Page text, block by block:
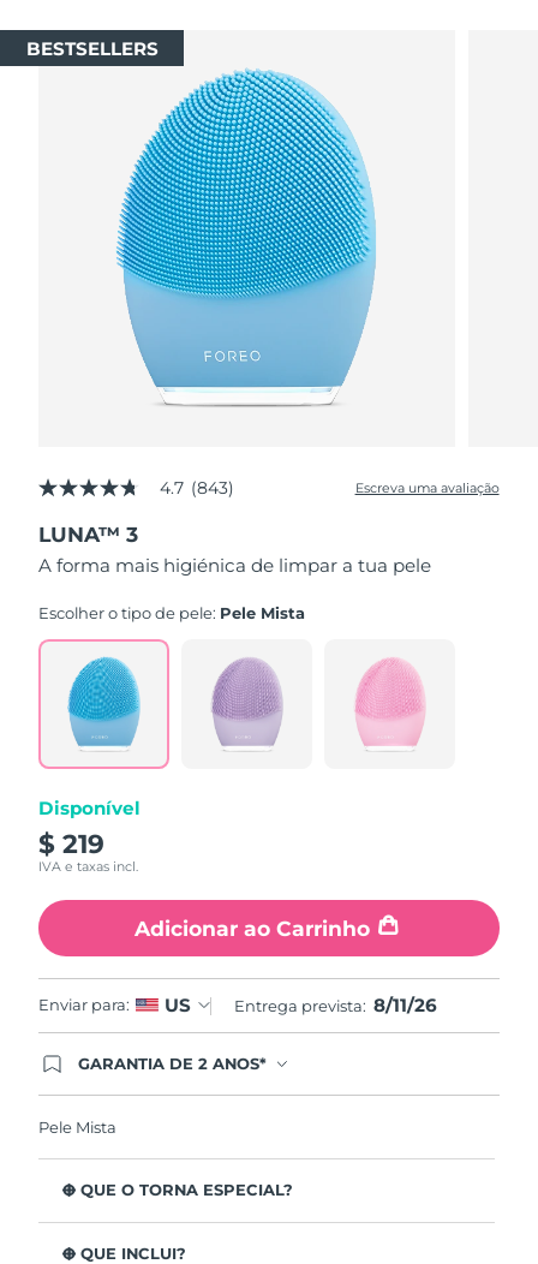
BESTSELLERS
4.7
5
estrelas,
valor
de
Read
Reviews.
Link
abre
mesma
4.7 (843) Escreva uma avaliação
LUNA™ 3
A forma mais higiénica de limpar a tua pele
Escolher o tipo de pele: Pele Mista
Disponível
$ 219
IVA e taxas incl.
Adicionar ao Carrinho
Enviar para: US Entrega prevista: 8/11/26
GARANTIA DE 2 ANOS*
significa que se você tiver qualquer problema até
produto gratuitamente.*exceto pelo Luna FOFO
e Luna Play plus cuja garantia é de 90 dias.
Pele Mista
O QUE O TORNA ESPECIAL?
impurezas, sebo e resíduos de maquilhagem da pele.
O QUE INCLUI?